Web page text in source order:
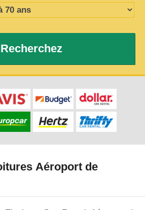
Recherchez
Aéroport de